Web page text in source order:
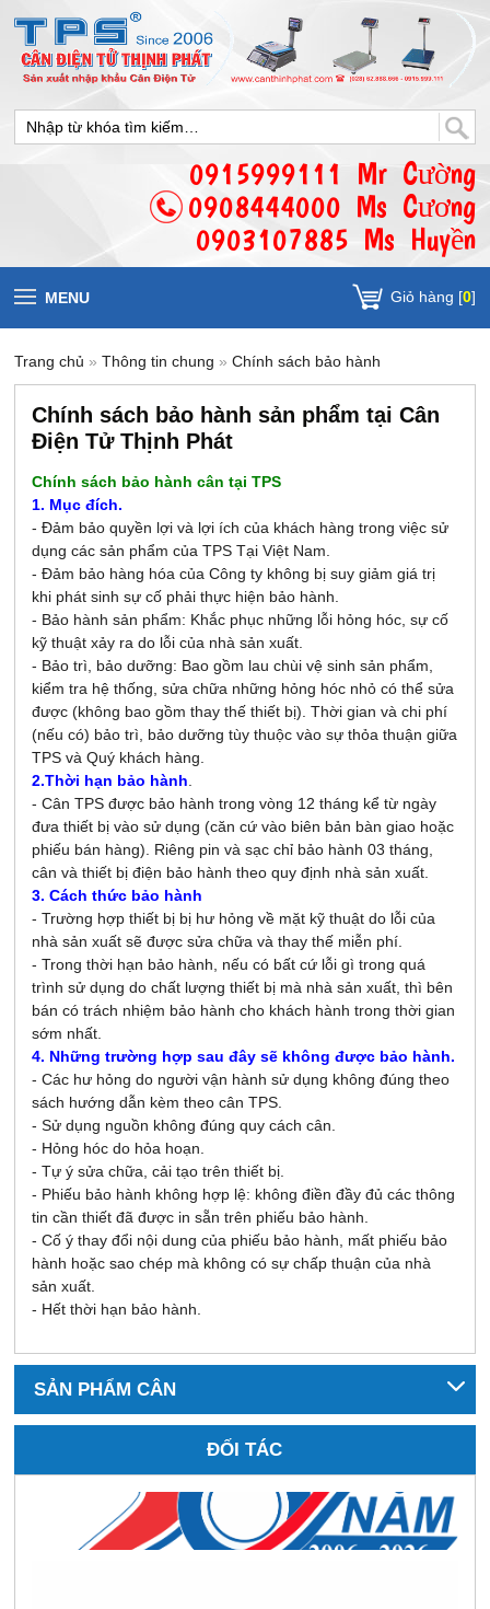
0915999111 Mr Cường
0908444000 Ms Cương
0903107885 Ms Huyền
MENU Giỏ hàng [0]
Trang chủ »Thông tin chung »Chính sách bảo hành
Chính sách bảo hành sản phẩm tại Cân
Điện Tử Thịnh Phát
Chính sách bảo hành cân tại TPS
1. Mục đích.
- Đảm bảo quyền lợi và lợi ích của khách hàng trong việc sử
dụng các sản phẩm của TPS Tại Việt Nam.
- Đảm bảo hàng hóa của Công ty không bị suy giảm giá trị
khi phát sinh sự cố phải thực hiện bảo hành.
- Bảo hành sản phẩm: Khắc phục những lỗi hỏng hóc, sự cố
kỹ thuật xảy ra do lỗi của nhà sản xuất.
- Bảo trì, bảo dưỡng: Bao gồm lau chùi vệ sinh sản phẩm,
kiểm tra hệ thống, sửa chữa những hỏng hóc nhỏ có thể sửa
được (không bao gồm thay thế thiết bị). Thời gian và chi phí
(nếu có) bảo trì, bảo dưỡng tùy thuộc vào sự thỏa thuận giữa
TPS và Quý khách hàng.
2.Thời hạn bảo hành
- Cân TPS được bảo hành trong vòng 12 tháng kể từ ngày
đưa thiết bị vào sử dụng (căn cứ vào biên bản bàn giao hoặc
phiếu bán hàng). Riêng pin và sạc chỉ bảo hành 03 tháng,
cân và thiết bị điện bảo hành theo quy định nhà sản xuất.
3. Cách thức bảo hành
- Trường hợp thiết bị bị hư hỏng về mặt kỹ thuật do lỗi của
nhà sản xuất sẽ được sửa chữa và thay thế miễn phí.
- Trong thời hạn bảo hành, nếu có bất cứ lỗi gì trong quá
trình sử dụng do chất lượng thiết bị mà nhà sản xuất, thì bên
bán có trách nhiệm bảo hành cho khách hành trong thời gian
sớm nhất.
4. Những trường hợp sau đây sẽ không được bảo hành.
- Các hư hỏng do người vận hành sử dụng không đúng theo
sách hướng dẫn kèm theo cân TPS.
- Sử dụng nguồn không đúng quy cách cân.
- Hỏng hóc do hỏa hoạn.
- Tự ý sửa chữa, cải tạo trên thiết bị.
- Phiếu bảo hành không hợp lệ: không điền đầy đủ các thông
tin cần thiết đã được in sẵn trên phiếu bảo hành.
- Cố ý thay đổi nội dung của phiếu bảo hành, mất phiếu bảo
hành hoặc sao chép mà không có sự chấp thuận của nhà
sản xuất.
- Hết thời hạn bảo hành.
SẢN PHẨM CÂN
ĐỐI TÁC